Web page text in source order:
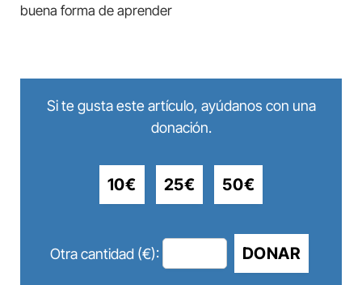
buena forma de aprender
Si te gusta este artículo, ayúdanos con una
donación.
10€ 25€ 50€
Otra cantidad (€): DONAR